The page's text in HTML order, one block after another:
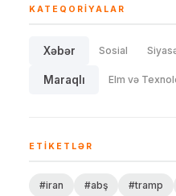
KATEQORIYALAR
Xəbər Sosial
Maraqlı Elm və
ETIKETLƏR
#iran #abş #tramp